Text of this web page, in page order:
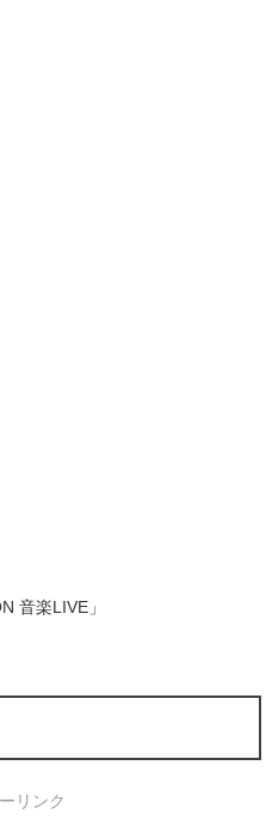
音楽LIVE」
リンク